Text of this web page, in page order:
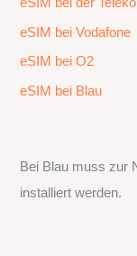
eSIM bei Vodafone
eSIM bei O2
eSIM bei Blau
Bei Blau muss zur
installiert werden.